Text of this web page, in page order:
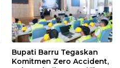
Bupati Barru Tegaskan
Komitmen Zero Accident,